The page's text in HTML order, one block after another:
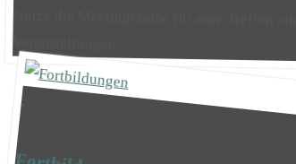
Nutze die Meetingräume für eure Treffen oder
Veranstaltungen